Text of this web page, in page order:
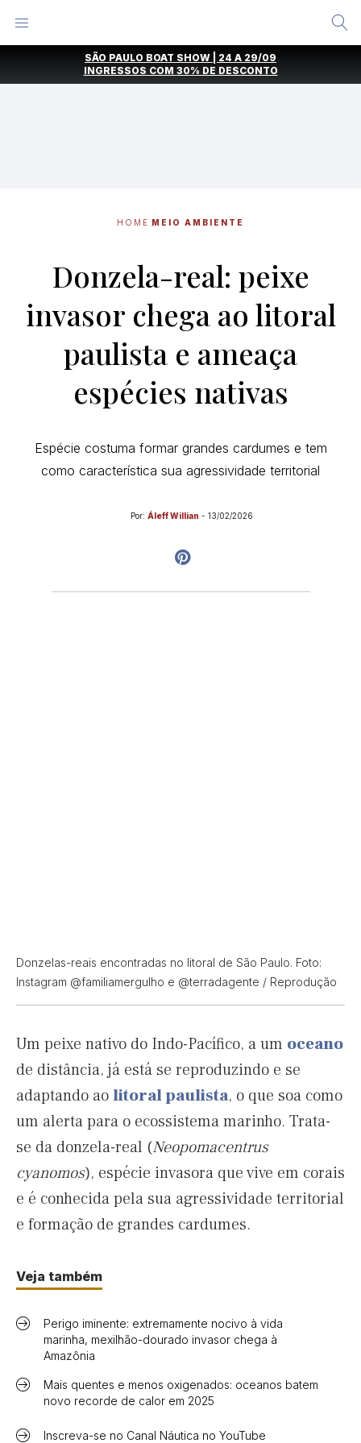
SÃO PAULO BOAT SHOW | 24 A 29/09
INGRESSOS COM 30% DE DESCONTO
HOME MEIO AMBIENTE
Donzela-real: peixe
invasor chega ao litoral
paulista e ameaça
espécies nativas
Espécie costuma formar grandes cardumes e tem
como característica sua agressividade territorial
Por: Áleff Willian - 13/02/2026
Donzelas-reais encontradas no litoral de São Paulo. Foto:
Instagram @familiamergulho e @terradagente / Reprodução
Um peixe nativo do Indo-Pacífico, a um oceano
de distância, já está se reproduzindo e se
adaptando aolitoral paulista, o que soa como
um alerta para o ecossistema marinho. Trata-
se da donzela-real (Neopomacentrus
cyanomos), espécie invasora que vive em corais
e é conhecida pela sua agressividade territorial
e formação de grandes cardumes.
Veja também
Perigo iminente: extremamente nocivo à vida
marinha, mexilhão-dourado invasor chega à
Amazônia
Mais quentes e menos oxigenados: oceanos batem
novo recorde de calor em 2025
Inscreva-se no Canal Náutica no YouTube